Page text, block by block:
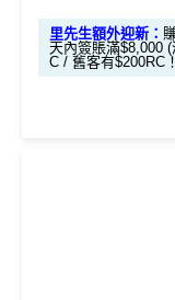
合共高達
*持卡人需於發卡
2個月內曾取消任
m賺1個里程段
外里賞金#）
#每1里賞金 ≈
里先生額外迎新：
天內簽賬滿$8,000
C / 舊客有$200RC！
*（基本「獎賞錢
銀聯
滙豐 Pulse銀聯卡